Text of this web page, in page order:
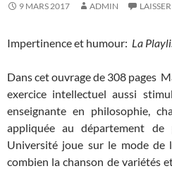
9 MARS 2017 ADMIN
Impertinence et humour: La
Dans cet ouvrage de 308 pages
exercice intellectuel aussi
enseignante en philosophie,
appliquée au département de
Université joue sur le mode de
combien la chanson de variétés